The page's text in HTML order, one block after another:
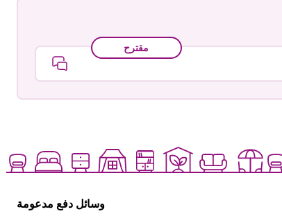
مقترح
وسائل دفع مدعومة